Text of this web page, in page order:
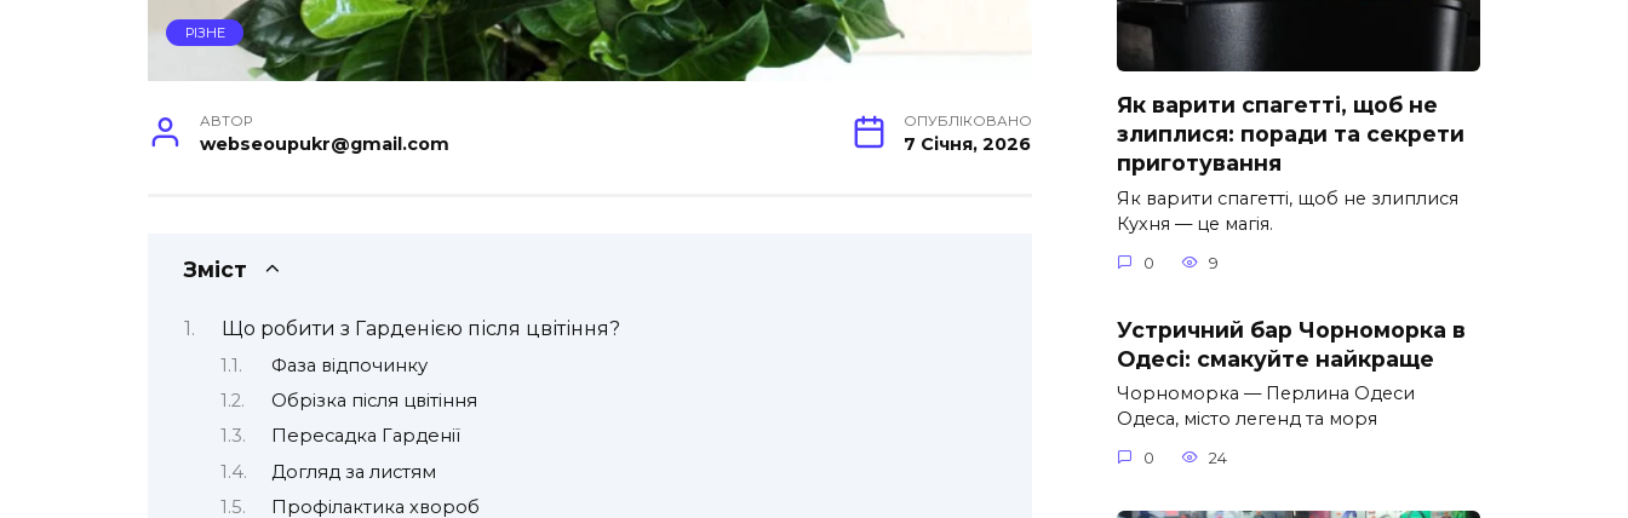
РІЗНЕ
АВТОР
webseoupukr@gmail.com
ОПУБЛІКОВАНО
7 Січня, 2026
Зміст
Що робити з Гарденією після цвітіння?
Фаза відпочинку
Обрізка після цвітіння
Пересадка Гарденії
Догляд за листям
Профілактика хвороб
Як варити спагетті, щоб не
злиплися: поради та секрети
приготування
Як варити спагетті, щоб не злиплися
Кухня — це магія.
0 9
Устричний бар Чорноморка в
Одесі: смакуйте найкраще
Чорноморка — Перлина Одеси
Одеса, місто легенд та моря
0 24